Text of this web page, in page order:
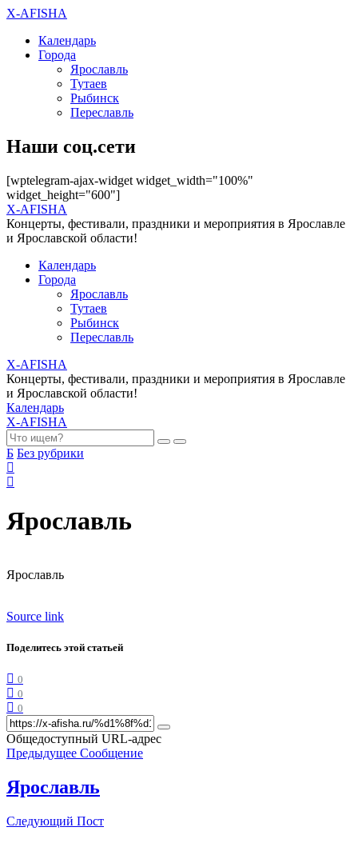
X-AFISHA
Календарь
Города
Ярославль
Тутаев
Рыбинск
Переславль
Наши соц.сети
[wptelegram-ajax-widget widget_width="100%"
widget_height="600"]
X-AFISHA
Концерты, фестивали, праздники и мероприятия в Ярославле
и Ярославской области!
Календарь
Города
Ярославль
Тутаев
Рыбинск
Переславль
X-AFISHA
Концерты, фестивали, праздники и мероприятия в Ярославле
и Ярославской области!
Календарь
X-AFISHA
Б Без рубрики
Ярославль
Ярославль
Source link
Поделитесь этой статьей
0
0
0
Общедоступный URL-адрес
Предыдущее Сообщение
Ярославль
Следующий Пост